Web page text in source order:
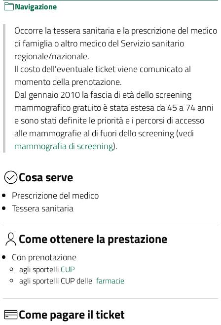
Navigazione
Occorre la tessera sanitaria e la prescrizione del medico
di famiglia o altro medico del Servizio sanitario
regionale/nazionale.
Il costo dell'eventuale ticket viene comunicato al
momento della prenotazione.
Dal gennaio 2010 la fascia di età dello screening
mammografico gratuito è stata estesa da 45 a 74 anni
e sono stati definite le priorità e i percorsi di accesso
alle mammografie al di fuori dello screening (vedi
mammografia di screening).
Cosa serve
Prescrizione del medico
Tessera sanitaria
Come ottenere la prestazione
Con prenotazione
agli sportelli CUP
agli sportelli CUP dellefarmacie
Come pagare il ticket